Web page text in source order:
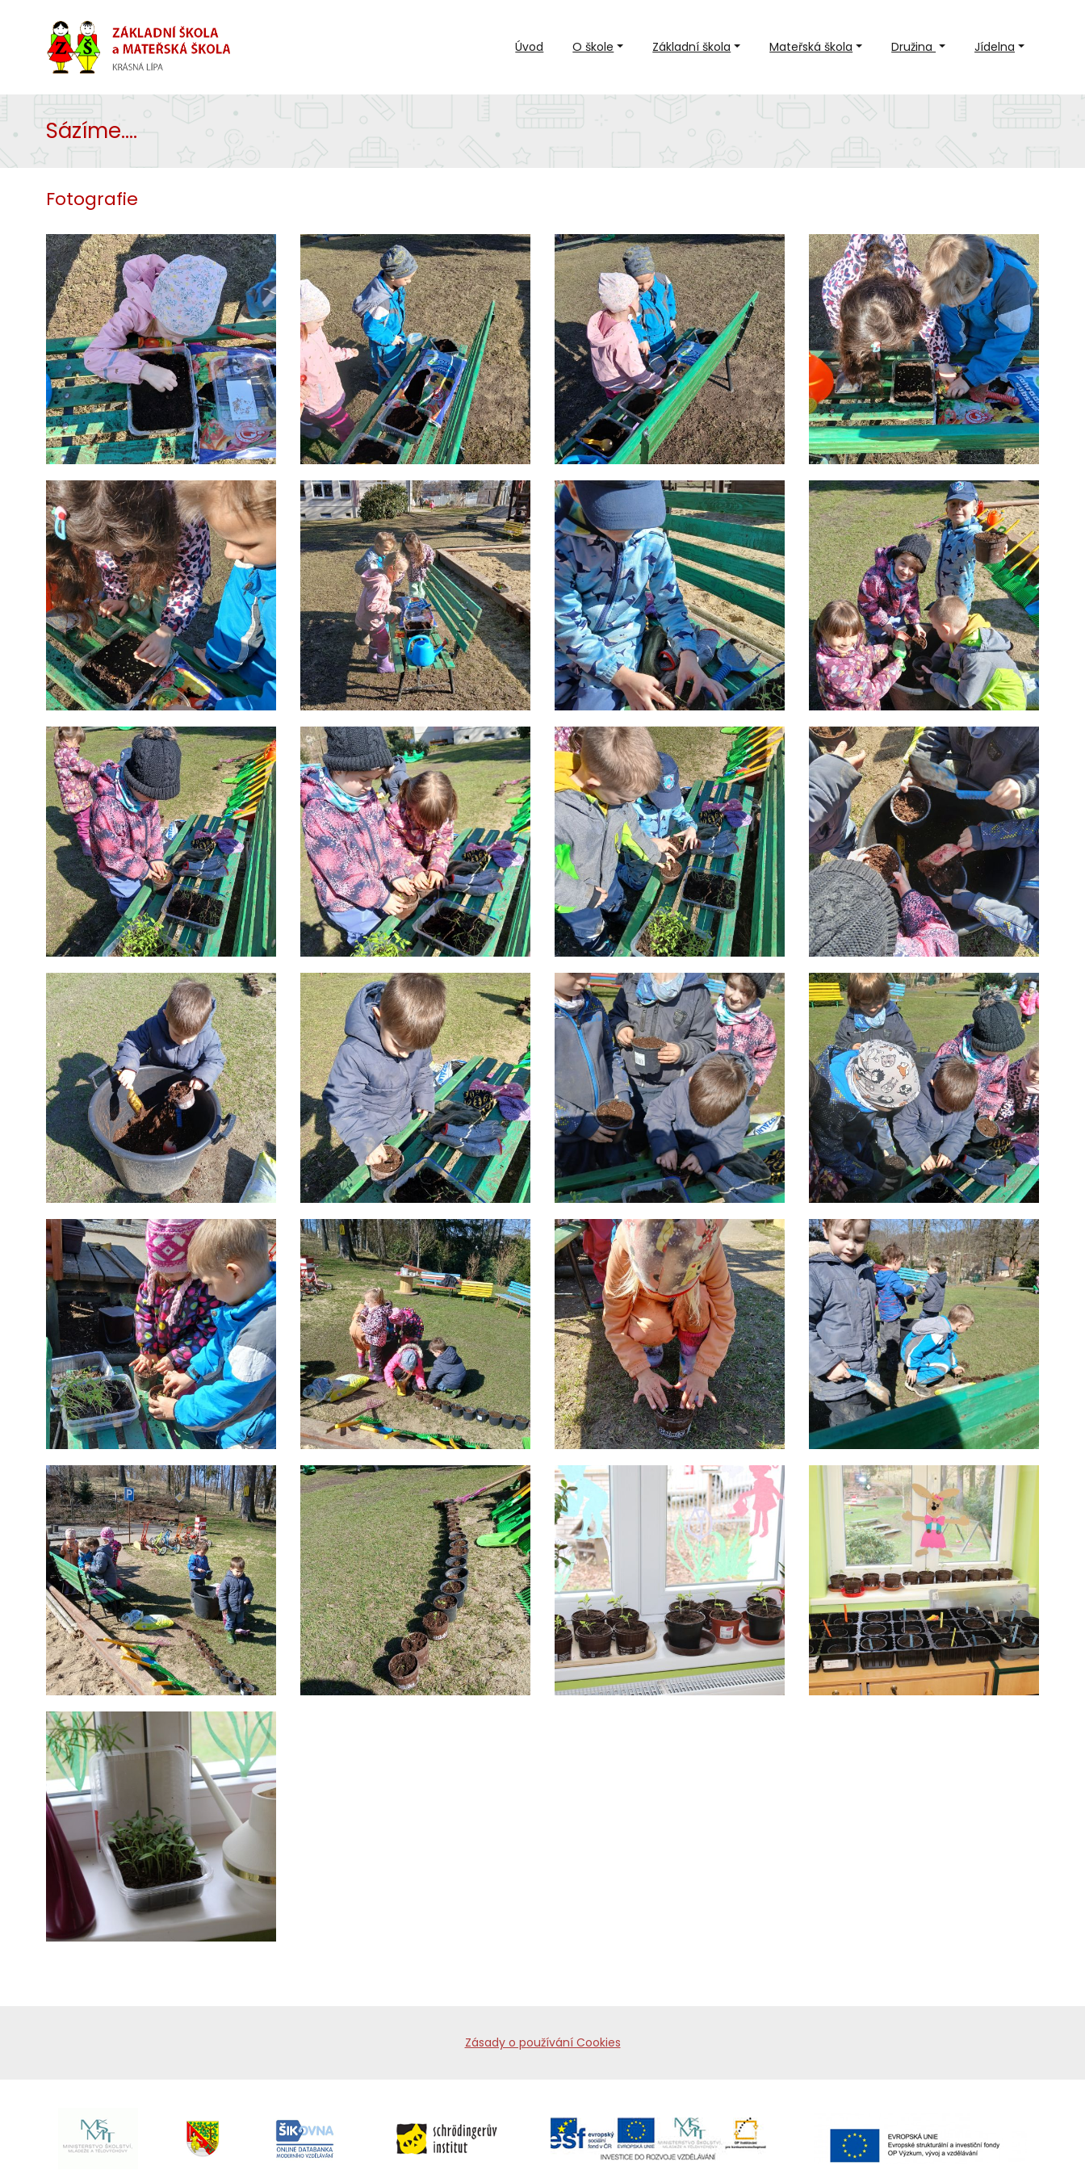
Úvod O škole Základní škola Mateřská škola Družina Jídelna
Sázíme....
Fotografie
Zásady o používání Cookies